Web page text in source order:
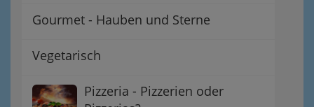
Gourmet - Hauben und Sterne
Vegetarisch
Pizzeria - Pizzerien oder